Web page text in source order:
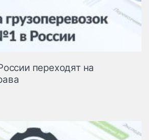
переходят на